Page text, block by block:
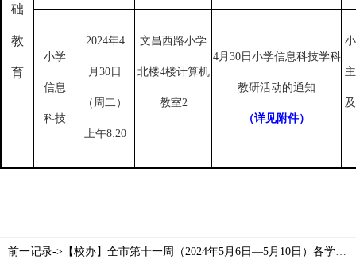
础
教
育
小学
信息
科技
2024年4
月 30 日
（周二）
上午8:20
文昌西路小学
北楼4楼计算机
教室2
4月 30日小学信息科技学科
教研活动的通知
（详见附件）
前一记录->【校办】全市第十一周（2024年5月6日—5月10日）各学科教研活动通知目录索引